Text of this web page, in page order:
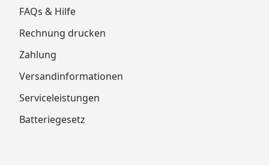
FAQs & Hilfe
Rechnung drucken
Zahlung
Versandinformationen
Serviceleistungen
Batteriegesetz